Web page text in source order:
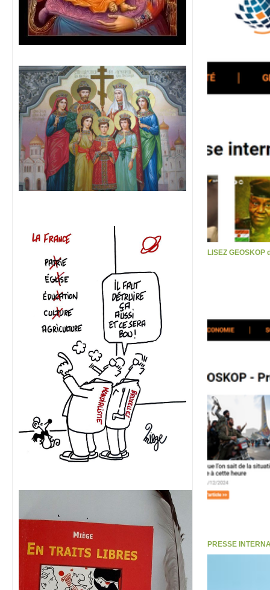
LISEZ GEOSKOP
PRESSE